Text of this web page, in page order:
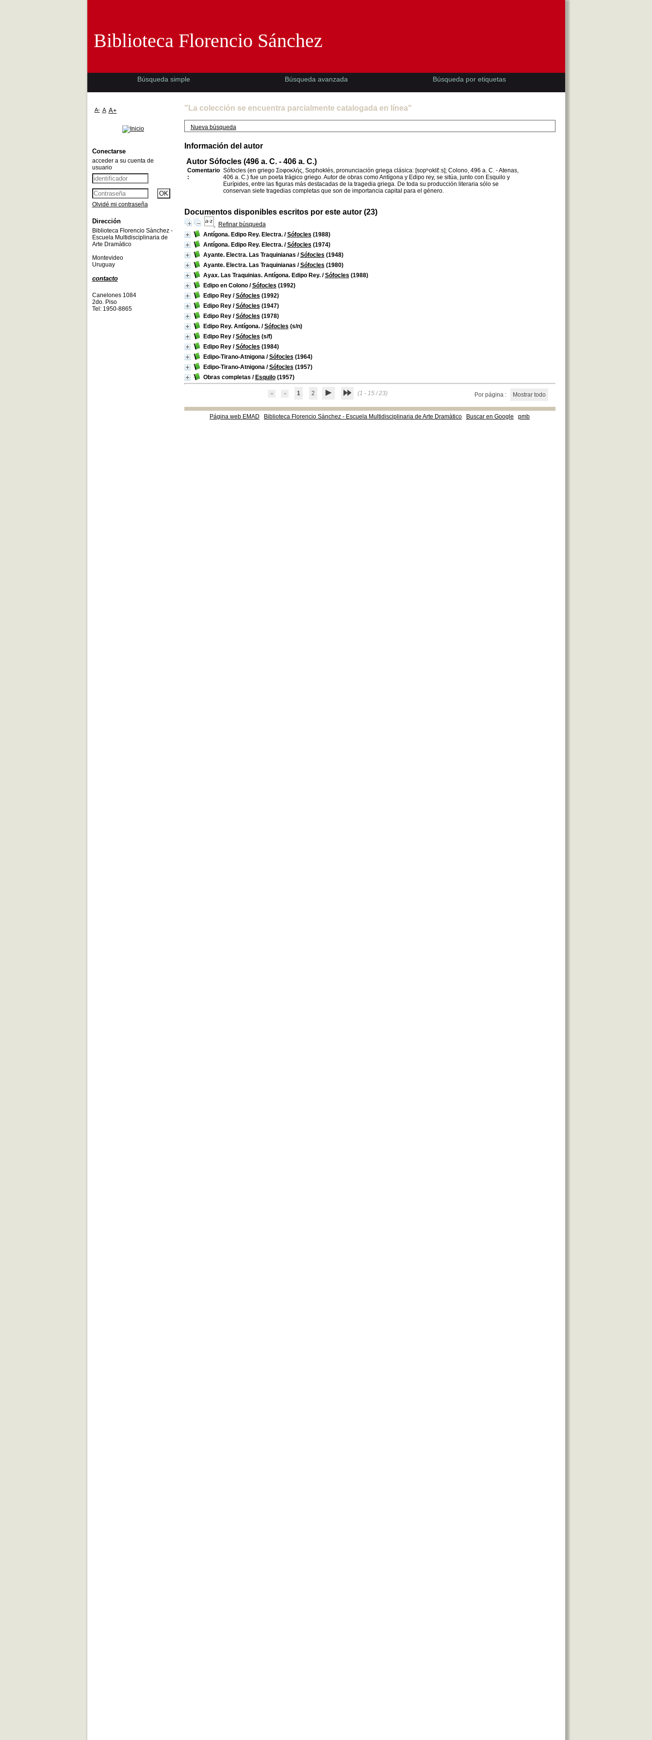
"La colección se encuentra parcialmente catalogada en línea"
Nueva búsqueda
Información del autor
Autor Sófocles (496 a. C. - 406 a. C.)
Comentario
:
Sófocles (en griego Σοφοκλής, Sophoklés, pronunciación griega clásica: [sopʰoklɛ̂ːs]; Colono, 496 a. C. - Atenas,
406 a. C.) fue un poeta trágico griego. Autor de obras como Antígona y Edipo rey, se sitúa, junto con Esquilo y
Eurípides, entre las figuras más destacadas de la tragedia griega. De toda su producción literaria sólo se
conservan siete tragedias completas que son de importancia capital para el género.
Documentos disponibles escritos por este autor (23)
Refinar búsqueda
Antígona. Edipo Rey. Electra./Sófocles (1988)
Antígona. Edipo Rey. Electra./Sófocles (1974)
Ayante. Electra. Las Traquinianas /Sófocles (1948)
Ayante. Electra. Las Traquinianas /Sófocles (1980)
Ayax. Las Traquinias. Antígona. Edipo Rey./Sófocles (1988)
Edipo en Colono/Sófocles (1992)
Edipo Rey/Sófocles (1992)
Edipo Rey/Sófocles (1947)
Edipo Rey/Sófocles (1978)
Edipo Rey. Antígona./Sófocles (s/n)
Edipo Rey/Sófocles (s/f)
Edipo Rey/Sófocles (1984)
Edipo-Tirano-Atnigona/Sófocles (1964)
Edipo-Tirano-Atnigona/Sófocles (1957)
Obras completas / Esquilo(1957)
1 2 (1 - 15 / 23) Por página : Mostrar todo
Página web EMAD Biblioteca Florencio Sànchez - Escuela Multidisciplinaria de Arte Dramàtico Buscar en Google pmb
Biblioteca Florencio Sánchez
Búsqueda simple Búsqueda avanzada Búsqueda por etiquetas
A- A A+
Conectarse
acceder a su cuenta de
usuario
Olvidé mi contraseña
Dirección
Biblioteca Florencio Sànchez -
Escuela Multidisciplinaria de
Arte Dramàtico
Montevideo
Uruguay
contacto
Canelones 1084
2do. Piso
Tel: 1950-8865